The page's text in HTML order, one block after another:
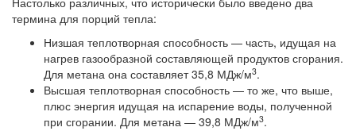
термина для порций тепла:
Низшая теплотворная способность — часть, идущая на
нагрев газообразной составляющей продуктов сгорания.
Для метана она составляет 35,8 МДж/м3.
Высшая теплотворная способность — то же, что выше,
плюс энергия идущая на испарение воды, полученной
при сгорании. Для метана — 39,8 МДж/м3.